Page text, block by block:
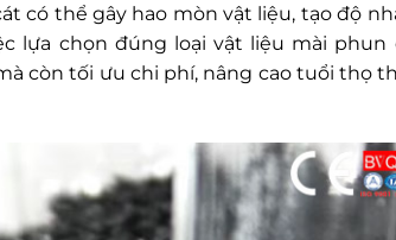
có thể gây hao mòn vật liệu, tạo độ
lựa chọn đúng loại vật liệu mài phun
còn tối ưu chi phí, nâng cao tuổi thọ